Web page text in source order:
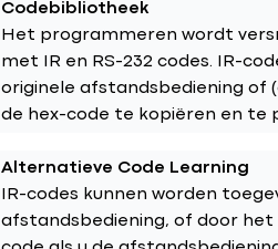
Codebibliotheek
Het programmeren wordt
met IR en RS-232 codes. IR-
originele afstandsbediening of
de hex-code te kopiëren en te
Alternatieve Code Learning
IR-codes kunnen worden
afstandsbediening, of door het